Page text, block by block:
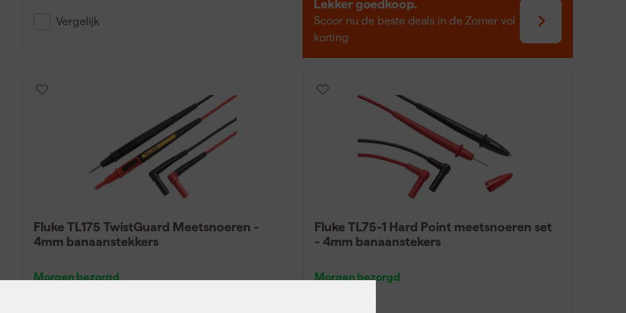
Lekker goedkoop.
Scoor nu de beste deals in de Zomer vol
korting
Vergelijk
Fluke TL175 TwistGuard Meetsnoeren -
4mm banaanstekkers
Morgen bezorgd
Fluke TL75-1 Hard Point meetsnoeren set
- 4mm banaanstekers
Morgen bezorgd